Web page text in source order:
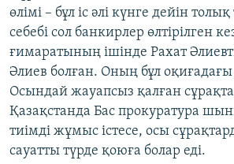
өлімі – бұл іс әлі күнге дейін
себебі сол банкирлер өлтірілген
ғимаратының ішінде Рахат
Әлиев болған. Оның бұл оқиғадағы
Осындай жауапсыз қалған
Қазақстанда Бас прокуратура
тиімді жұмыс істесе, осы
сауатты түрде қоюға болар еді.